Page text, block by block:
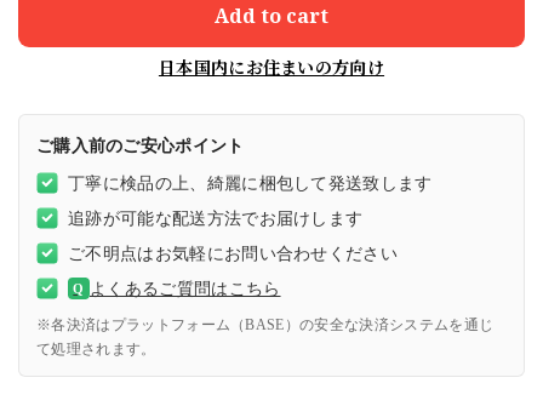
Add to cart
日本国内にお住まいの方向け
ご購入前のご安心ポイント
丁寧に検品の上、綺麗に梱包して発送致します
追跡が可能な配送方法でお届けします
ご不明点はお気軽にお問い合わせください
Q よくあるご質問はこちら
※各決済はプラットフォーム（BASE）の安全な決済システムを通じ
て処理されます。